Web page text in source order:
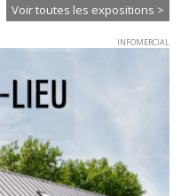
Voir toutes les expositions >
INFOMERCIAL